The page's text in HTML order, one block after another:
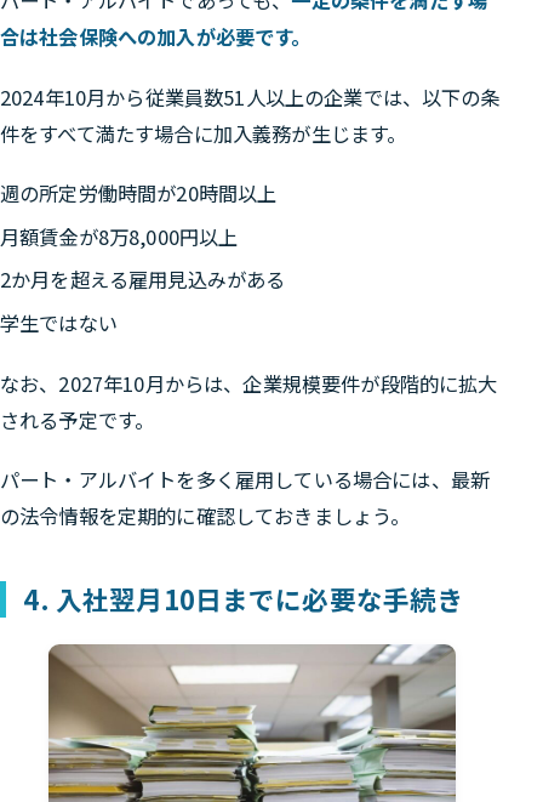
合は社会保険への加入が必要です。
2024年10月から従業員数51人以上の企業では、以下の条
件をすべて満たす場合に加入義務が生じます。
週の所定労働時間が20時間以上
月額賃金が8万8,000円以上
2か月を超える雇用見込みがある
学生ではない
なお、2027年10月からは、企業規模要件が段階的に拡大
される予定です。
パート・アルバイトを多く雇用している場合には、最新
の法令情報を定期的に確認しておきましょう。
4. 入社翌月10日までに必要な手続き